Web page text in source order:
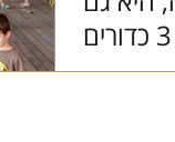
גם מעיפה 3 כדורים